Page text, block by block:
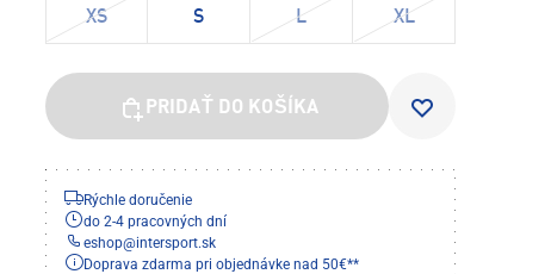
XS S L XL
PRIDAŤ DO KOŠÍKA
Rýchle doručenie
do 2-4 pracovných dní
eshop@intersport.sk
Doprava zdarma pri objednávke nad 50€**